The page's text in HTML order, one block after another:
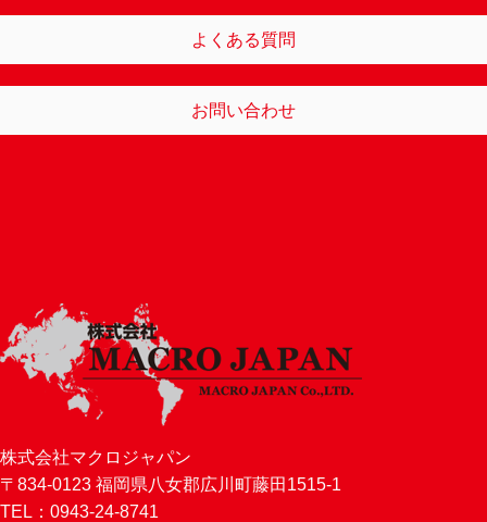
よくある質問
お問い合わせ
株式会社マクロジャパン
〒834-0123 福岡県八女郡広川町藤田1515-1
TEL：0943-24-8741